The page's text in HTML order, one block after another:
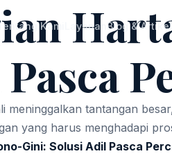
Kami Layanan Blog & Artikel
tantangan
yang harus menghadapi
Gini: Solusi Adil Pasca